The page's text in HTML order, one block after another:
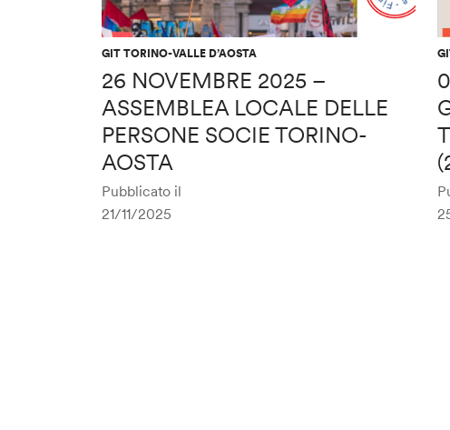
GIT TORINO-VALLE D’AOSTA
26 NOVEMBRE 2025 –
ASSEMBLEA LOCALE DELLE
PERSONE SOCIE TORINO-
AOSTA
Pubblicato il
21/11/2025